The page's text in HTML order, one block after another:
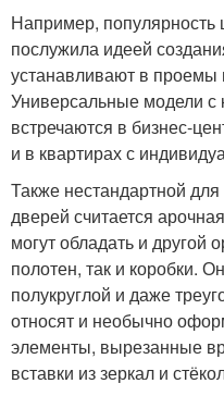
Например,
послужила идеей
устанавливают в проемы
Универсальные модели с
встречаются в бизнес-
и в квартирах с
Также нестандартной
дверей считается
могут обладать и другой
полотен, так и коробки.
полукруглой и даже
относят и необычно
элементы, вырезанные
вставки из зеркал и